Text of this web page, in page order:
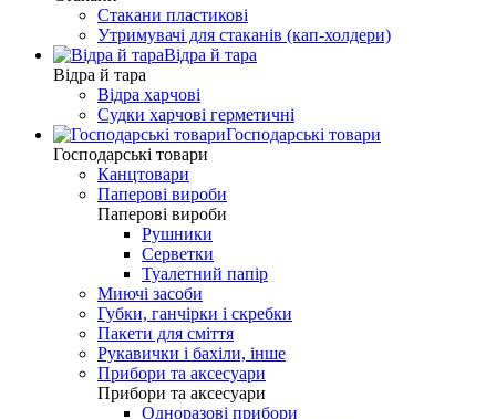
Стакани пластикові
Утримувачі для стаканів (кап-холдери)
Відра й тара
Відра й тара
Відра харчові
Судки харчові герметичні
Господарські товари
Господарські товари
Канцтовари
Паперові вироби
Паперові вироби
Рушники
Серветки
Туалетний папір
Миючі засоби
Губки, ганчірки і скребки
Пакети для сміття
Рукавички і бахіли, інше
Прибори та аксесуари
Прибори та аксесуари
Одноразові прибори